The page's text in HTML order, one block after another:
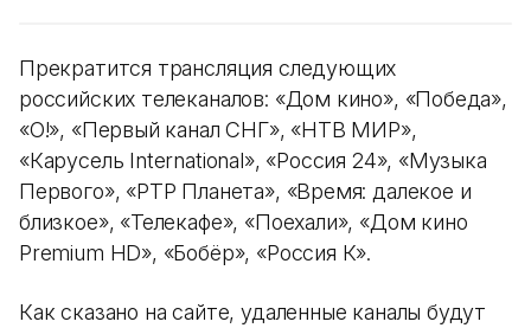
Прекратится трансляция следующих
российских телеканалов: «Дом кино», «Победа»,
«О!», «Первый канал СНГ», «НТВ МИР»,
«Карусель International», «Россия 24», «Музыка
Первого», «РТР Планета», «Время: далекое и
близкое», «Телекафе», «Поехали», «Дом кино
Premium HD», «Бобёр», «Россия К».
Как сказано на сайте, удаленные каналы будут